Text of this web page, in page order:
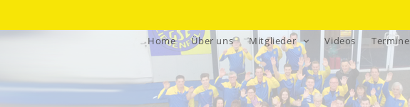
Home Über uns Mitglieder Videos Termine